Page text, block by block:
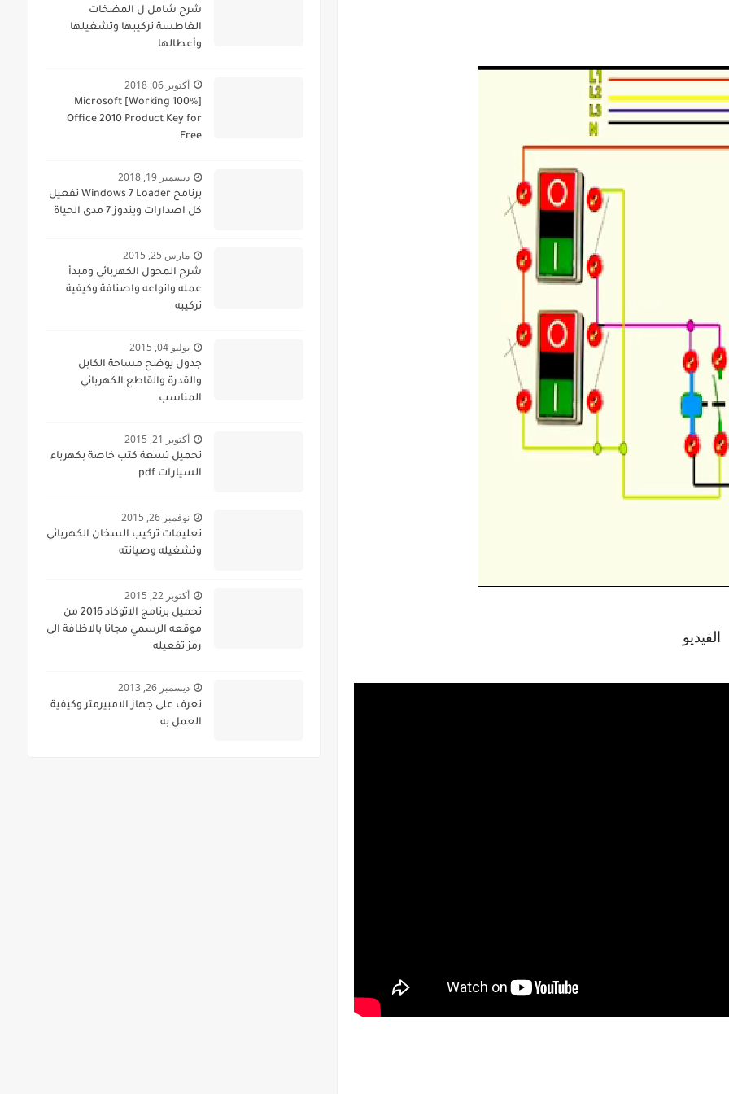
الفيديو
شرح شامل ل المضخات
الغاطسة تركيبها وتشغيلها
وأعطالها
أكتوبر 06, 2018
[100% Working] Microsoft
Office 2010 Product Key for
Free
ديسمبر 19, 2018
برنامج Windows 7 Loader تفعيل
كل اصدارات ويندوز 7 مدى الحياة
مارس 25, 2015
شرح المحول الكهربائي ومبدأ
عمله وانواعه واصنافة وكيفية
تركيبه
يوليو 04, 2015
جدول يوضح مساحة الكابل
والقدرة والقاطع الكهربائي
المناسب
أكتوبر 21, 2015
تحميل تسعة كتب خاصة بكهرباء
السيارات pdf
نوفمبر 26, 2015
تعليمات تركيب السخان الكهربائي
وتشغيله وصيانته
أكتوبر 22, 2015
تحميل برنامج الاتوكاد 2016 من
موقعه الرسمي مجانا بالاظافة الى
رمز تفعيله
ديسمبر 26, 2013
تعرف على جهاز الامبيرمتر وكيفية
العمل به